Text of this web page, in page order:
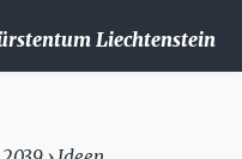
Liechtenstein